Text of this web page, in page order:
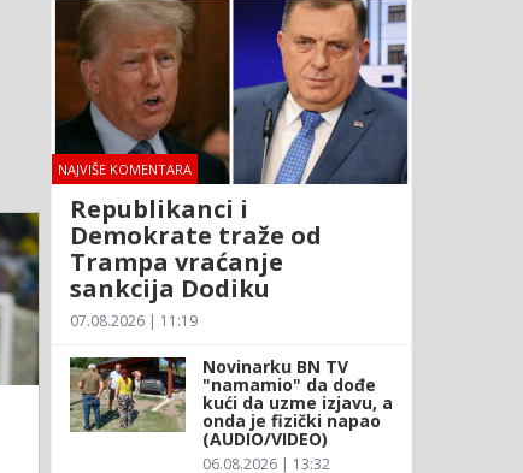
NAJVIŠE KOMENTARA
Republikanci i
Demokrate traže od
Trampa vraćanje
sankcija Dodiku
07.08.2026 | 11:19
Novinarku BN TV
"namamio" da dođe
kući da uzme izjavu, a
onda je fizički napao
(AUDIO/VIDEO)
06.08.2026 | 13:32